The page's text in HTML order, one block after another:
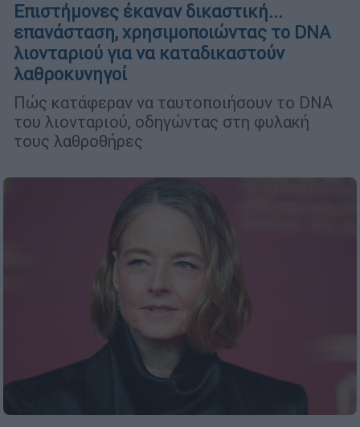
Επιστήμονες έκαναν δικαστική...
επανάσταση, χρησιμοποιώντας το DNA
λιονταριού για να καταδικαστούν
λαθροκυνηγοί
Πώς κατάφεραν να ταυτοποιήσουν το DNA
του λιονταριού, οδηγώντας στη φυλακή
τους λαθροθήρες